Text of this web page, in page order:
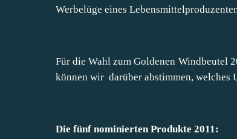
Werbelüge eines
Für die Wahl zum Goldenen Windbeutel
können wir darüber abstimmen, welches
Die fünf nominierten Produkte 2011: